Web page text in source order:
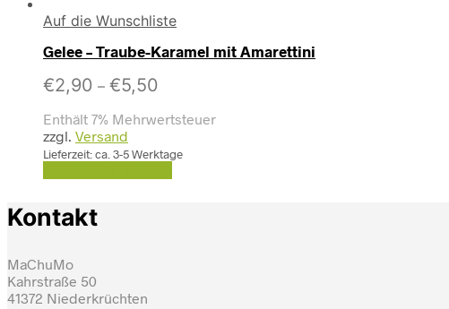
Auf die Wunschliste
Gelee – Traube-Karamel mit Amarettini
€2,90 – €5,50
Enthält 7% Mehrwertsteuer
zzgl. Versand
Lieferzeit: ca. 3-5 Werktage
Kontakt
MaChuMo
Kahrstraße 50
41372 Niederkrüchten